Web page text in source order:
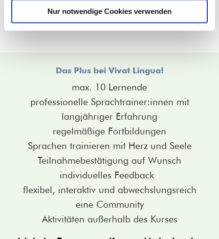
Nur notwendige Cookies verwenden
Das Plus bei Vivat Lingua!
max. 10 Lernende
professionelle Sprachtrainer:innen mit
langjähriger Erfahrung
regelmäßige Fortbildungen
Sprachen trainieren mit Herz und Seele
Teilnahmebestätigung auf Wunsch
individuelles Feedback
flexibel, interaktiv und abwechslungsreich
eine Community
Aktivitäten außerhalb des Kurses